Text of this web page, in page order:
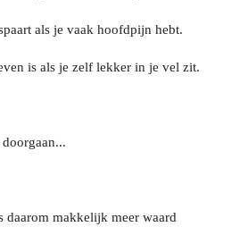
als je vaak hoofdpijn hebt.
is als je zelf lekker in je vel zit.
daarom makkelijk meer waard